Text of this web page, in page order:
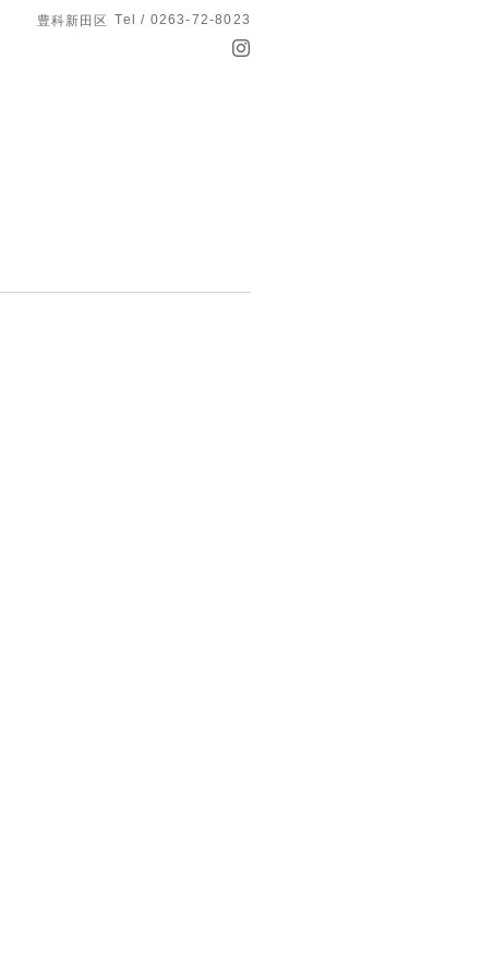
豊科新田区 Tel / 0263-72-8023